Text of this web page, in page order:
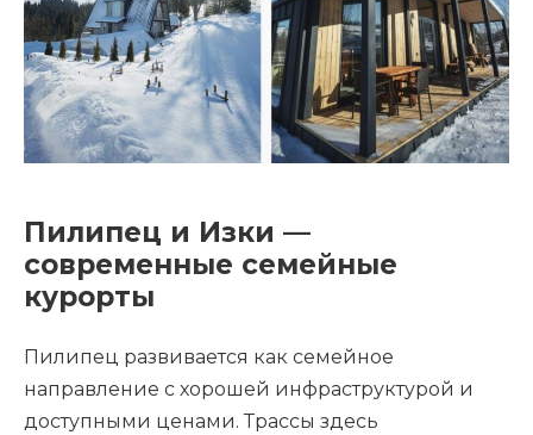
Пилипец и Изки —
современные семейные
курорты
Пилипец развивается как семейное
направление с хорошей инфраструктурой и
доступными ценами. Трассы здесь